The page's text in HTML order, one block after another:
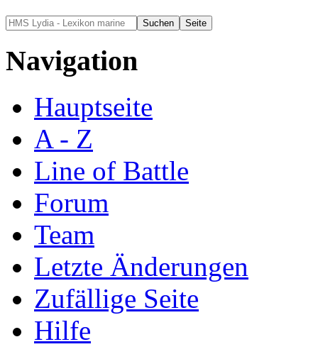
Navigation
Hauptseite
A - Z
Line of Battle
Forum
Team
Letzte Änderungen
Zufällige Seite
Hilfe